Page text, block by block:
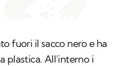
fuori il sacco nero e ha
plastica. All’interno i